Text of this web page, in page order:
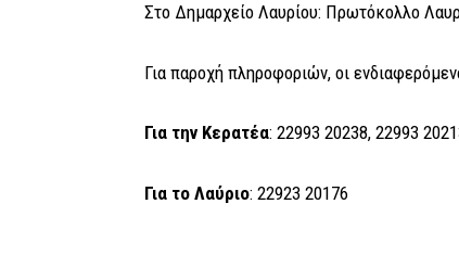
Στο Δημαρχείο Λαυρίου: Πρωτόκολλο
Για παροχή πληροφοριών, οι
Για την Κερατέα: 22993 20238, 22993
Για το Λαύριο: 22923 20176